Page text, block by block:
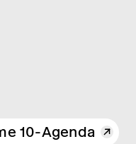
10-Agenda